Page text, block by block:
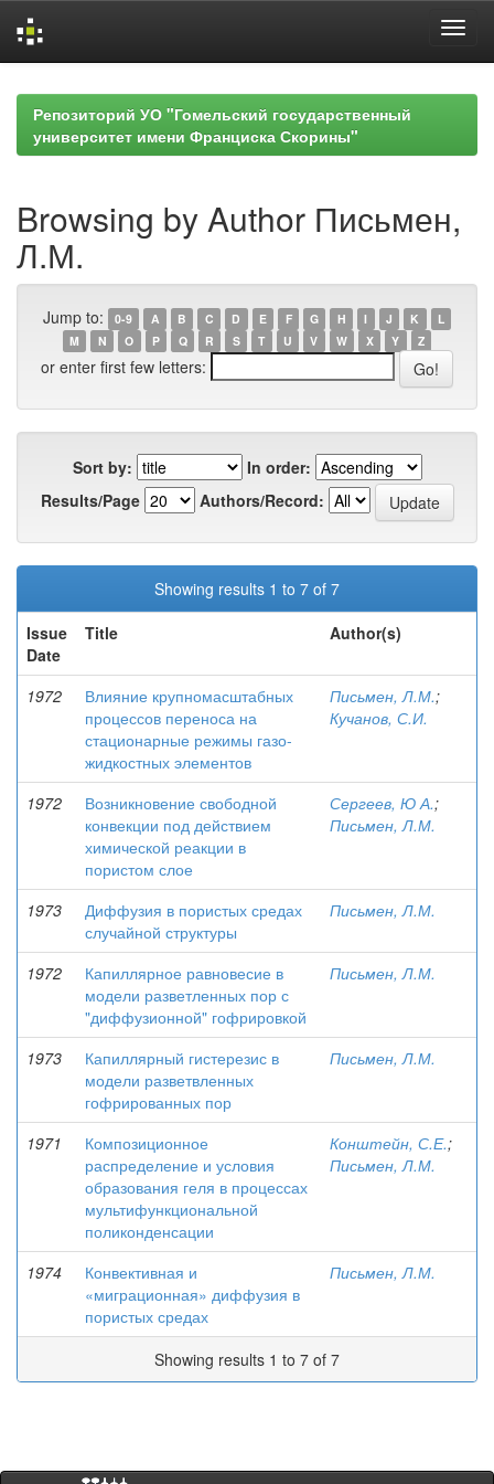
navigationРепозиторий УО "Гомельский государственный
университет имени Франциска Скорины"
Browsing by Author Письмен,
Л.М.
Jump to: 0-9 A B C D E F G H I J K
L
M
N O P Q R S T U V W X Y Z
or enter first few letters:
Sort by:
In order:
Results/Page
Authors/Record:
Showing results 1 to 7 of 7
Issue
Date
Title Author(s)
1972
Влияние крупномасштабных
процессов переноса на
стационарные режимы газо-
жидкостных элементов
Письмен, Л.М.;
Кучанов, С.И.
1972
Возникновение свободной
конвекции под действием
химической реакции в
пористом слое
Сергеев, Ю А.;
Письмен, Л.М.
1973
Диффузия в пористых средах
случайной структуры
Письмен, Л.М.
1972
Капиллярное равновесие в
модели разветленных пор с
"диффузионной" гофрировкой
Письмен, Л.М.
1973
Капиллярный гистерезис в
модели разветвленных
гофрированных пор
Письмен, Л.М.
1971
Композиционное
распределение и условия
образования геля в процессах
мультифункциональной
поликонденсации
Конштейн, С.Е.;
Письмен, Л.М.
1974
Конвективная и
«миграционная» диффузия в
пористых средах
Письмен, Л.М.
Showing results 1 to 7 of 7